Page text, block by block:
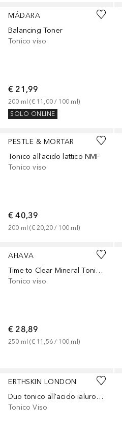
MÁDARA
Balancing Toner
Tonico viso
€ 21,99
200 ml (€ 11,00 / 100 ml )
SOLO ONLINE
PESTLE & MORTAR
Tonico all'acido lattico NMF
Tonico viso
€ 40,39
200 ml (€ 20,20 / 100 ml )
AHAVA
Time to Clear Mineral Toning Water
Tonico viso
€ 28,89
250 ml (€ 11,56 / 100 ml )
ERTHSKIN LONDON
Duo tonico all'acido ialuronico
Tonico Viso